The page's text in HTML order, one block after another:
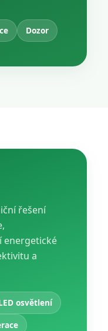
Dozor
řešení
energetické
a
osvětlení